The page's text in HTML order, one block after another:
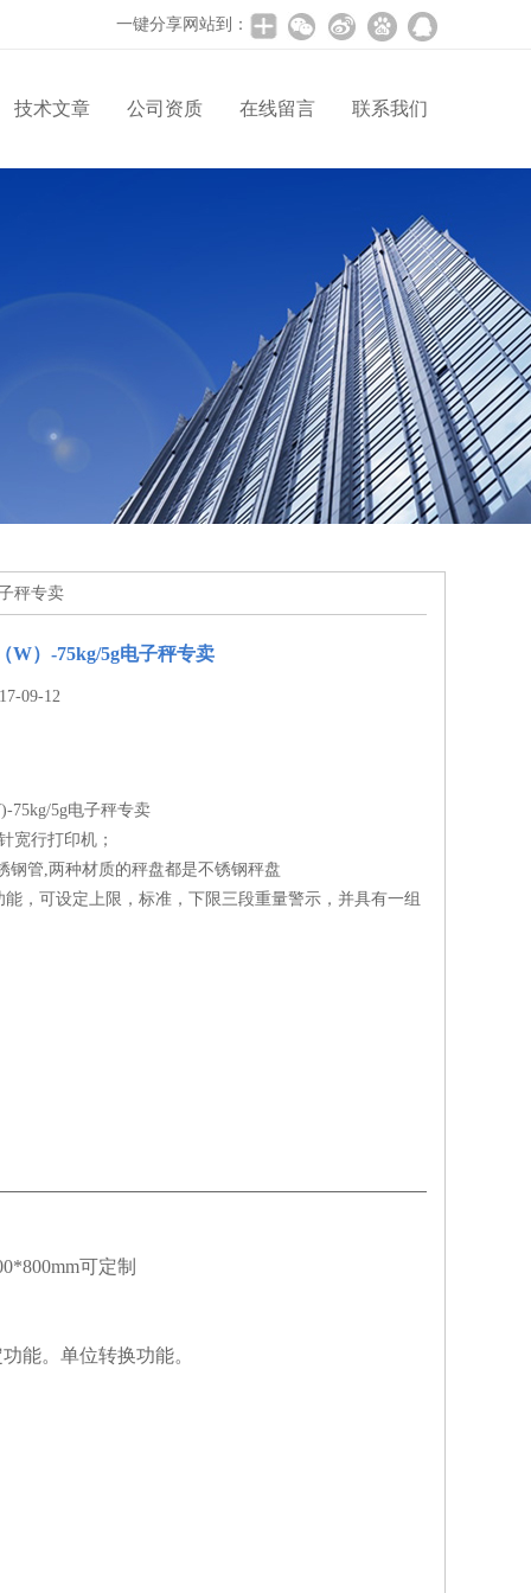
一键分享网站到：
技术文章 公司资质 在线留言 联系我们
秤专卖
W）-75kg/5g电子秤专卖
09-12
75kg/5g电子秤专卖
宽行打印机；
钢管,两种材质的秤盘都是不锈钢秤盘
能，可设定上限，标准，下限三段重量警示，并具有一组
可定制
能。单位转换功能。